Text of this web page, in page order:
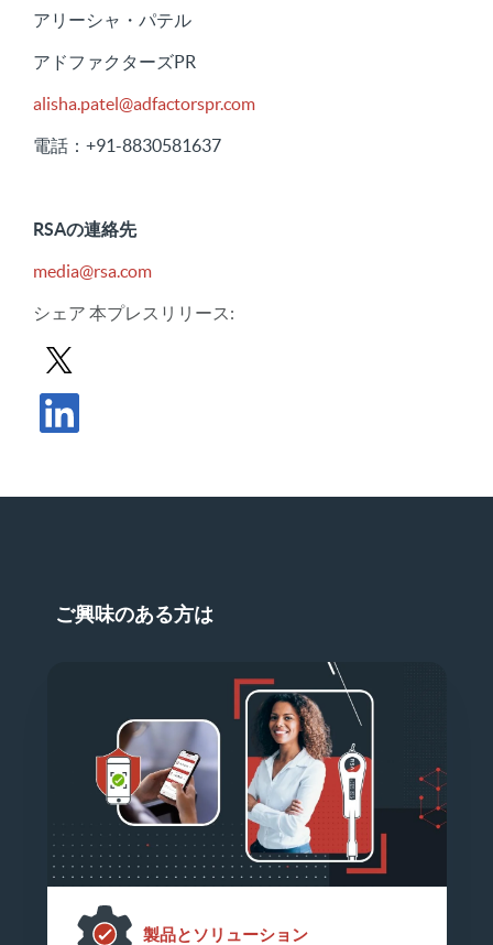
アリーシャ・パテル
アドファクターズPR
alisha.patel@adfactorspr.com
電話：+91-8830581637
RSAの連絡先
media@rsa.com
シェア 本プレスリリース :
Xでプレスリリースを共有する
ご興味のある方は
製品とソリューション